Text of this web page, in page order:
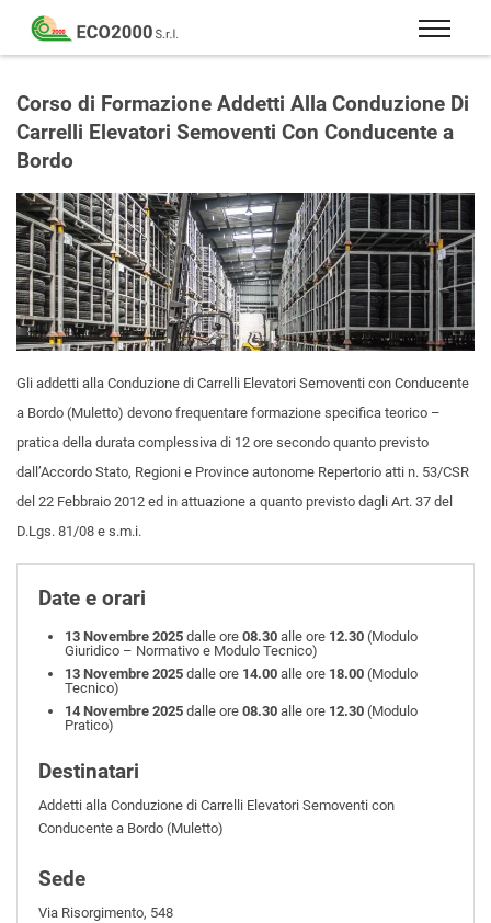
Eco
2000
Formazione
consulenza
per
la
sicurezza
sul
lavoro
–
D.Lgs
81/08
Corso di Formazione Addetti Alla Conduzione Di
Carrelli Elevatori Semoventi Con Conducente a
Bordo
Gli addetti alla Conduzione di Carrelli Elevatori Semoventi con Conducente
a Bordo (Muletto) devono frequentare formazione specifica teorico –
pratica della durata complessiva di 12 ore secondo quanto previsto
dall’Accordo Stato, Regioni e Province autonome Repertorio atti n. 53/CSR
del 22 Febbraio 2012 ed in attuazione a quanto previsto dagli Art. 37 del
D.Lgs. 81/08 e s.m.i.
Date e orari
13 Novembre 2025 dalle ore08.30 alle ore 12.30(Modulo
Giuridico – Normativo e Modulo Tecnico)
13 Novembre 2025 dalle ore 14.00 alle ore 18.00(Modulo
Tecnico)
14 Novembre 2025 dalle ore08.30 alle ore 12.30(Modulo
Pratico)
Destinatari
Addetti alla Conduzione di Carrelli Elevatori Semoventi con
Conducente a Bordo (Muletto)
Sede
Via Risorgimento, 548